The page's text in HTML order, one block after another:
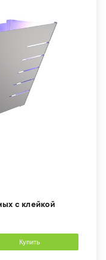
с клейкой
Купить